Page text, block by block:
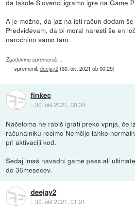
da takole Slovenci igramo igre na Game
A je možno, da jaz na isti račun dodam
Predvidevam, da bi moral naresti še en
naročnino samo tam.
Zgodovina sprememb…
spremenil:deejay2(30. okt 2021 ob 00:25)
finkec
::30. okt 2021, 00:34
Načeloma ne rabiš igrati preko vpnja, če
računalniku recimo Nemčijo lahko
pri aktivaciji kod.
Sedaj imaš navadni game pass ali
do 36mesecev.
deejay2
::30. okt 2021, 01:21